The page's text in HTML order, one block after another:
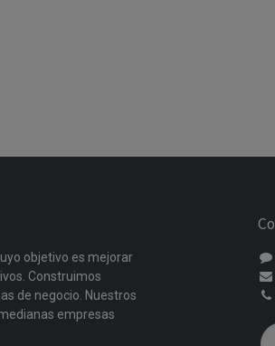
objetivo es mejorar
Construimos
de negocio. Nuestros
empresas